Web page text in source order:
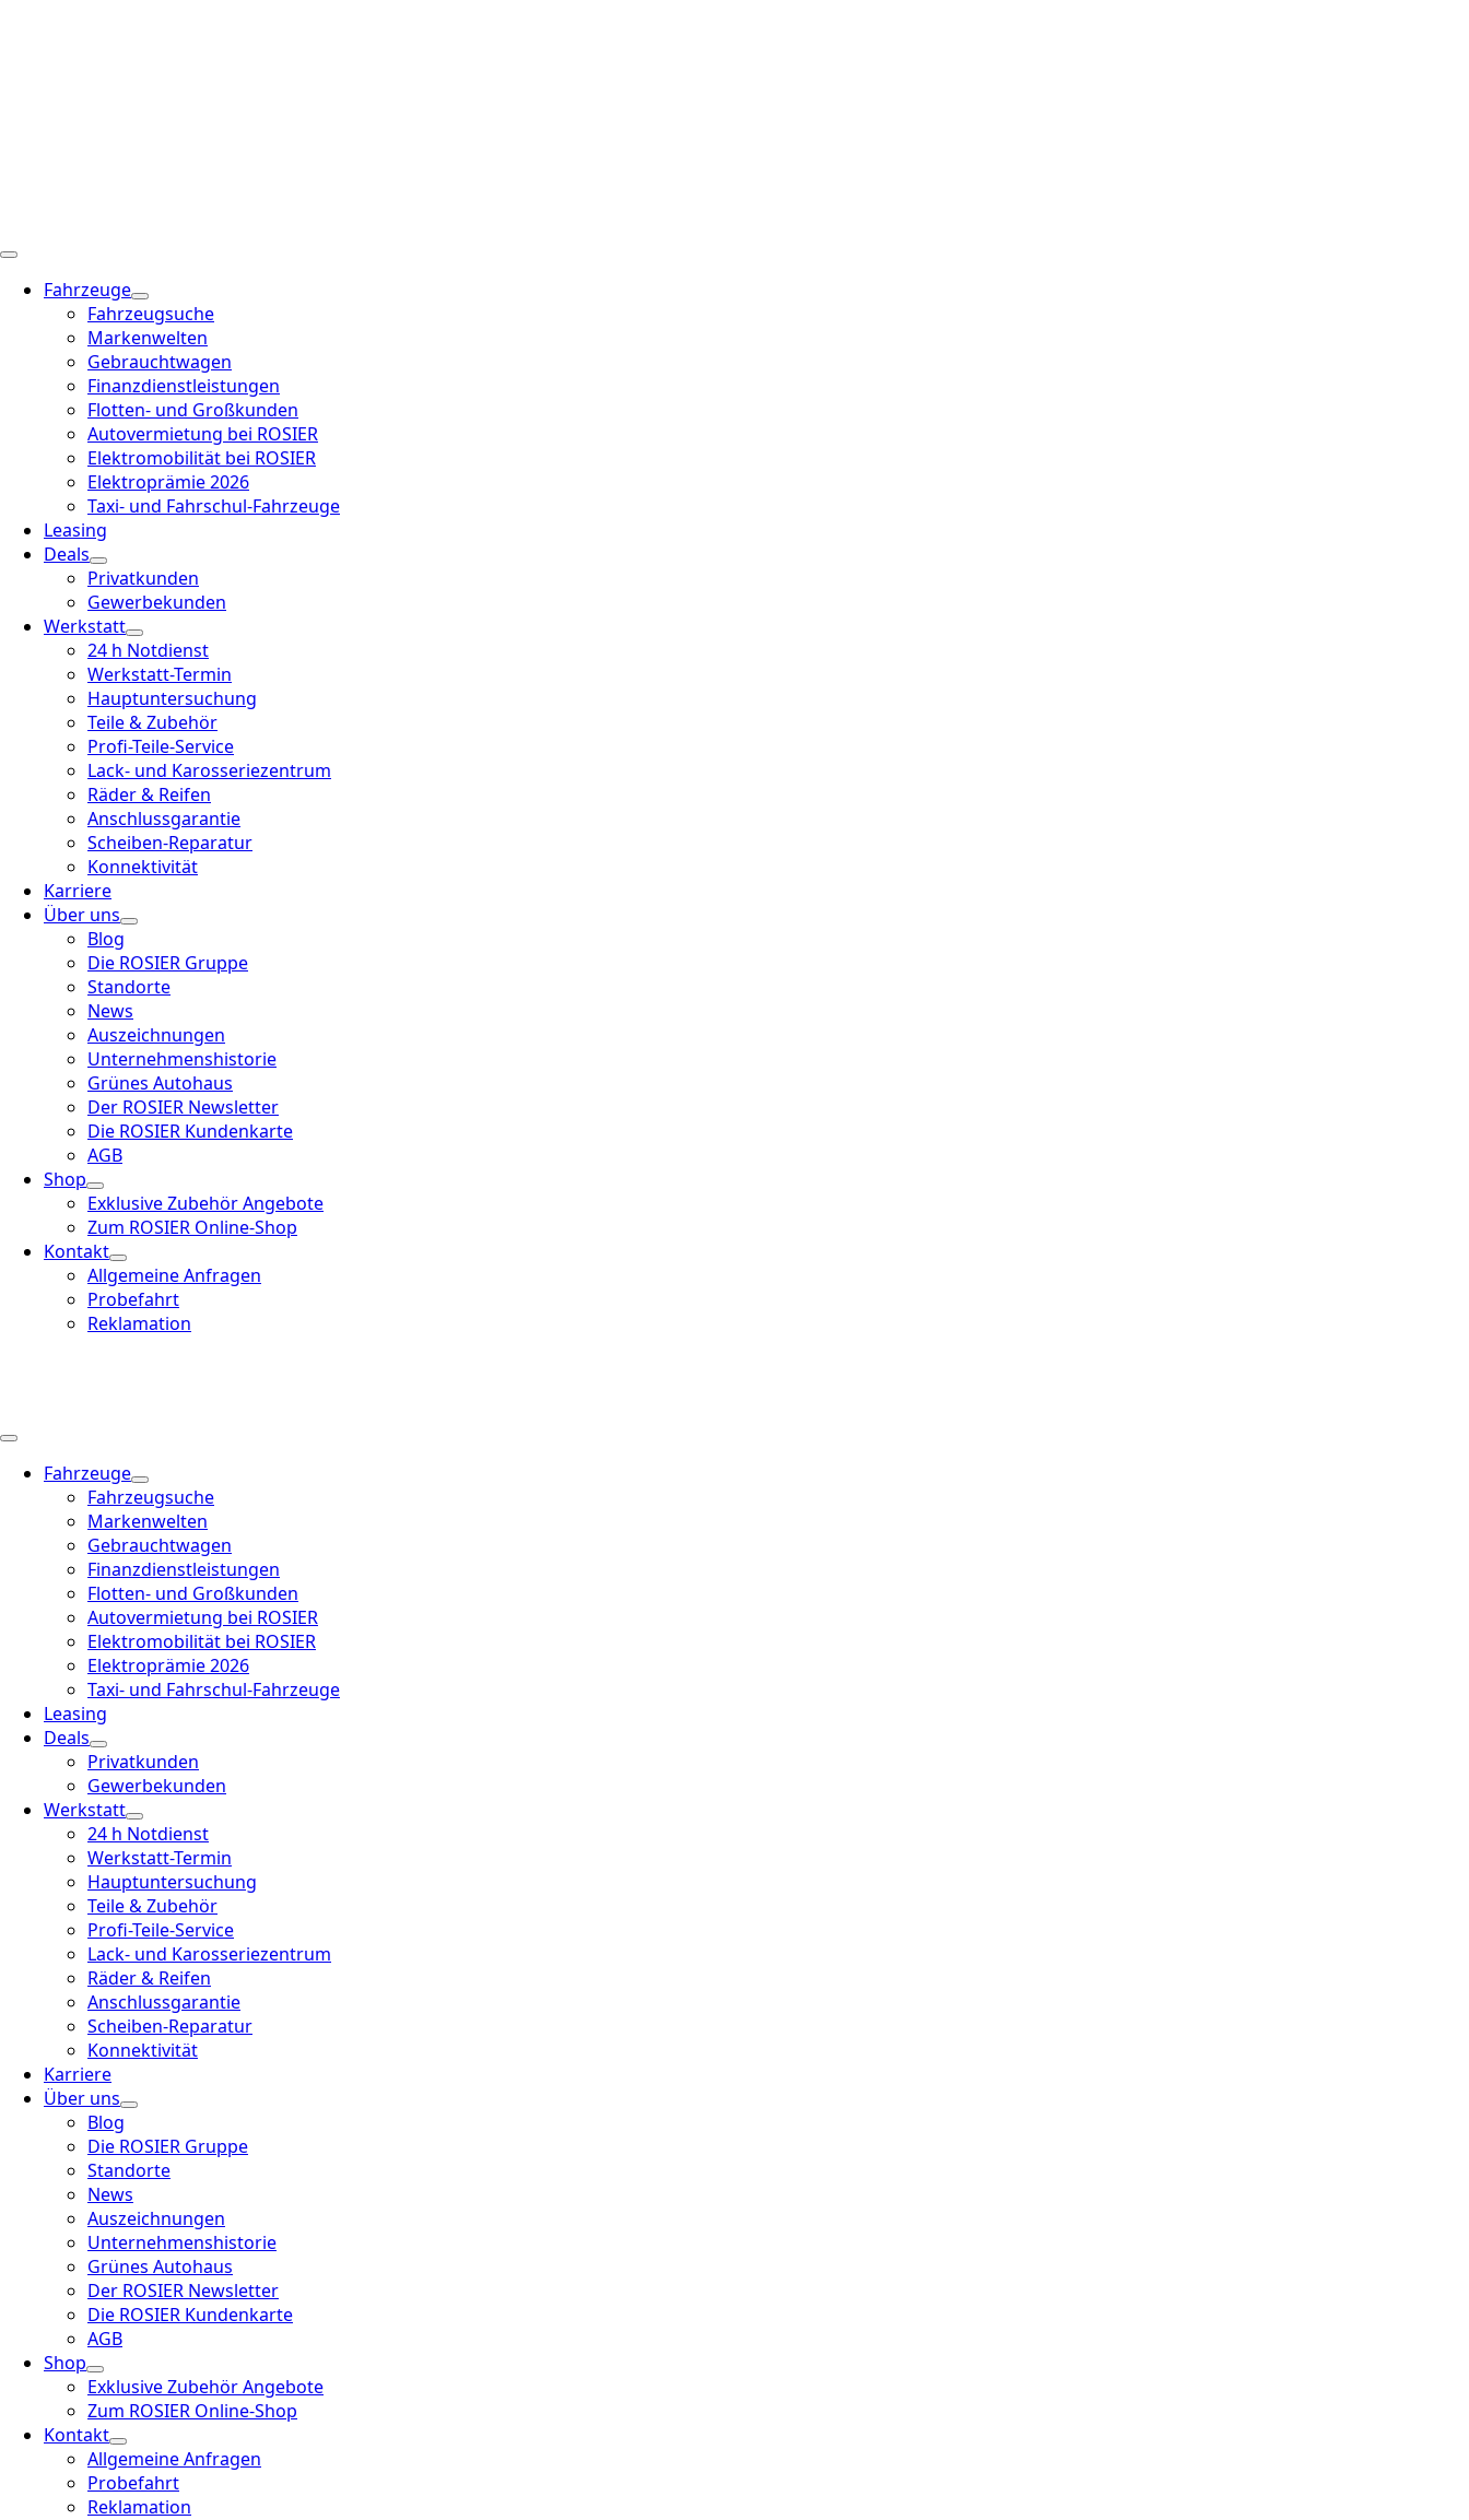
Fahrzeuge
Fahrzeugsuche
Markenwelten
Gebrauchtwagen
Finanzdienstleistungen
Flotten- und Großkunden
Autovermietung bei ROSIER
Elektromobilität bei ROSIER
Elektroprämie 2026
Taxi- und Fahrschul-Fahrzeuge
Leasing
Deals
Privatkunden
Gewerbekunden
Werkstatt
24 h Notdienst
Werkstatt-Termin
Hauptuntersuchung
Teile & Zubehör
Profi-Teile-Service
Lack- und Karosseriezentrum
Räder & Reifen
Anschlussgarantie
Scheiben-Reparatur
Konnektivität
Karriere
Über uns
Blog
Die ROSIER Gruppe
Standorte
News
Auszeichnungen
Unternehmenshistorie
Grünes Autohaus
Der ROSIER Newsletter
Die ROSIER Kundenkarte
AGB
Shop
Exklusive Zubehör Angebote
Zum ROSIER Online-Shop
Kontakt
Allgemeine Anfragen
Probefahrt
Reklamation
Fahrzeuge
Fahrzeugsuche
Markenwelten
Gebrauchtwagen
Finanzdienstleistungen
Flotten- und Großkunden
Autovermietung bei ROSIER
Elektromobilität bei ROSIER
Elektroprämie 2026
Taxi- und Fahrschul-Fahrzeuge
Leasing
Deals
Privatkunden
Gewerbekunden
Werkstatt
24 h Notdienst
Werkstatt-Termin
Hauptuntersuchung
Teile & Zubehör
Profi-Teile-Service
Lack- und Karosseriezentrum
Räder & Reifen
Anschlussgarantie
Scheiben-Reparatur
Konnektivität
Karriere
Über uns
Blog
Die ROSIER Gruppe
Standorte
News
Auszeichnungen
Unternehmenshistorie
Grünes Autohaus
Der ROSIER Newsletter
Die ROSIER Kundenkarte
AGB
Shop
Exklusive Zubehör Angebote
Zum ROSIER Online-Shop
Kontakt
Allgemeine Anfragen
Probefahrt
Reklamation